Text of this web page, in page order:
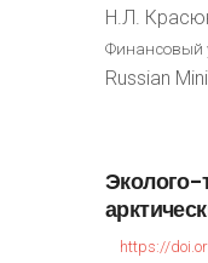
Н.Л.
Финансовый
Russian
Эколого-
https://